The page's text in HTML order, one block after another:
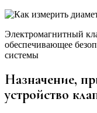
Электромагнитный
обеспечивающее
системы
Назначение,
устройство